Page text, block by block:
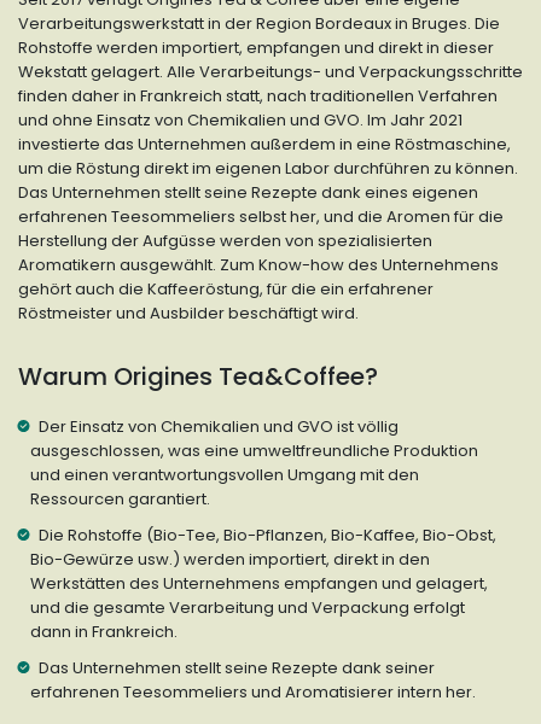
Verarbeitungswerkstatt in der Region Bordeaux in Bruges. Die
Rohstoffe werden importiert, empfangen und direkt in dieser
Wekstatt gelagert. Alle Verarbeitungs- und Verpackungsschritte
finden daher in Frankreich statt, nach traditionellen Verfahren
und ohne Einsatz von Chemikalien und GVO. Im Jahr 2021
investierte das Unternehmen außerdem in eine Röstmaschine,
um die Röstung direkt im eigenen Labor durchführen zu können.
Das Unternehmen stellt seine Rezepte dank eines eigenen
erfahrenen Teesommeliers selbst her, und die Aromen für die
Herstellung der Aufgüsse werden von spezialisierten
Aromatikern ausgewählt. Zum Know-how des Unternehmens
gehört auch die Kaffeeröstung, für die ein erfahrener
Röstmeister und Ausbilder beschäftigt wird.
Warum Origines Tea&Coffee?
Der Einsatz von Chemikalien und GVO ist völlig
ausgeschlossen, was eine umweltfreundliche Produktion
und einen verantwortungsvollen Umgang mit den
Ressourcen garantiert.
Die Rohstoffe (Bio-Tee, Bio-Pflanzen, Bio-Kaffee, Bio-Obst,
Bio-Gewürze usw.) werden importiert, direkt in den
Werkstätten des Unternehmens empfangen und gelagert,
und die gesamte Verarbeitung und Verpackung erfolgt
dann in Frankreich.
Das Unternehmen stellt seine Rezepte dank seiner
erfahrenen Teesommeliers und Aromatisierer intern her.